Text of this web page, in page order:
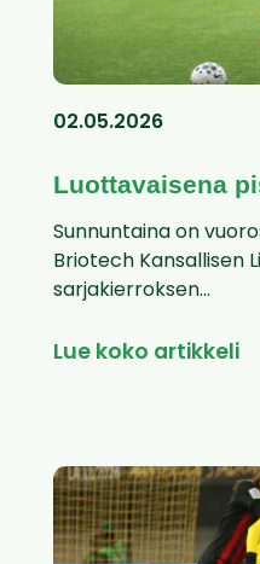
02.05.2026
Luottavaisena
Sunnuntaina on
Briotech Kansallisen
sarjakierroksen...
Lue koko artikkeli